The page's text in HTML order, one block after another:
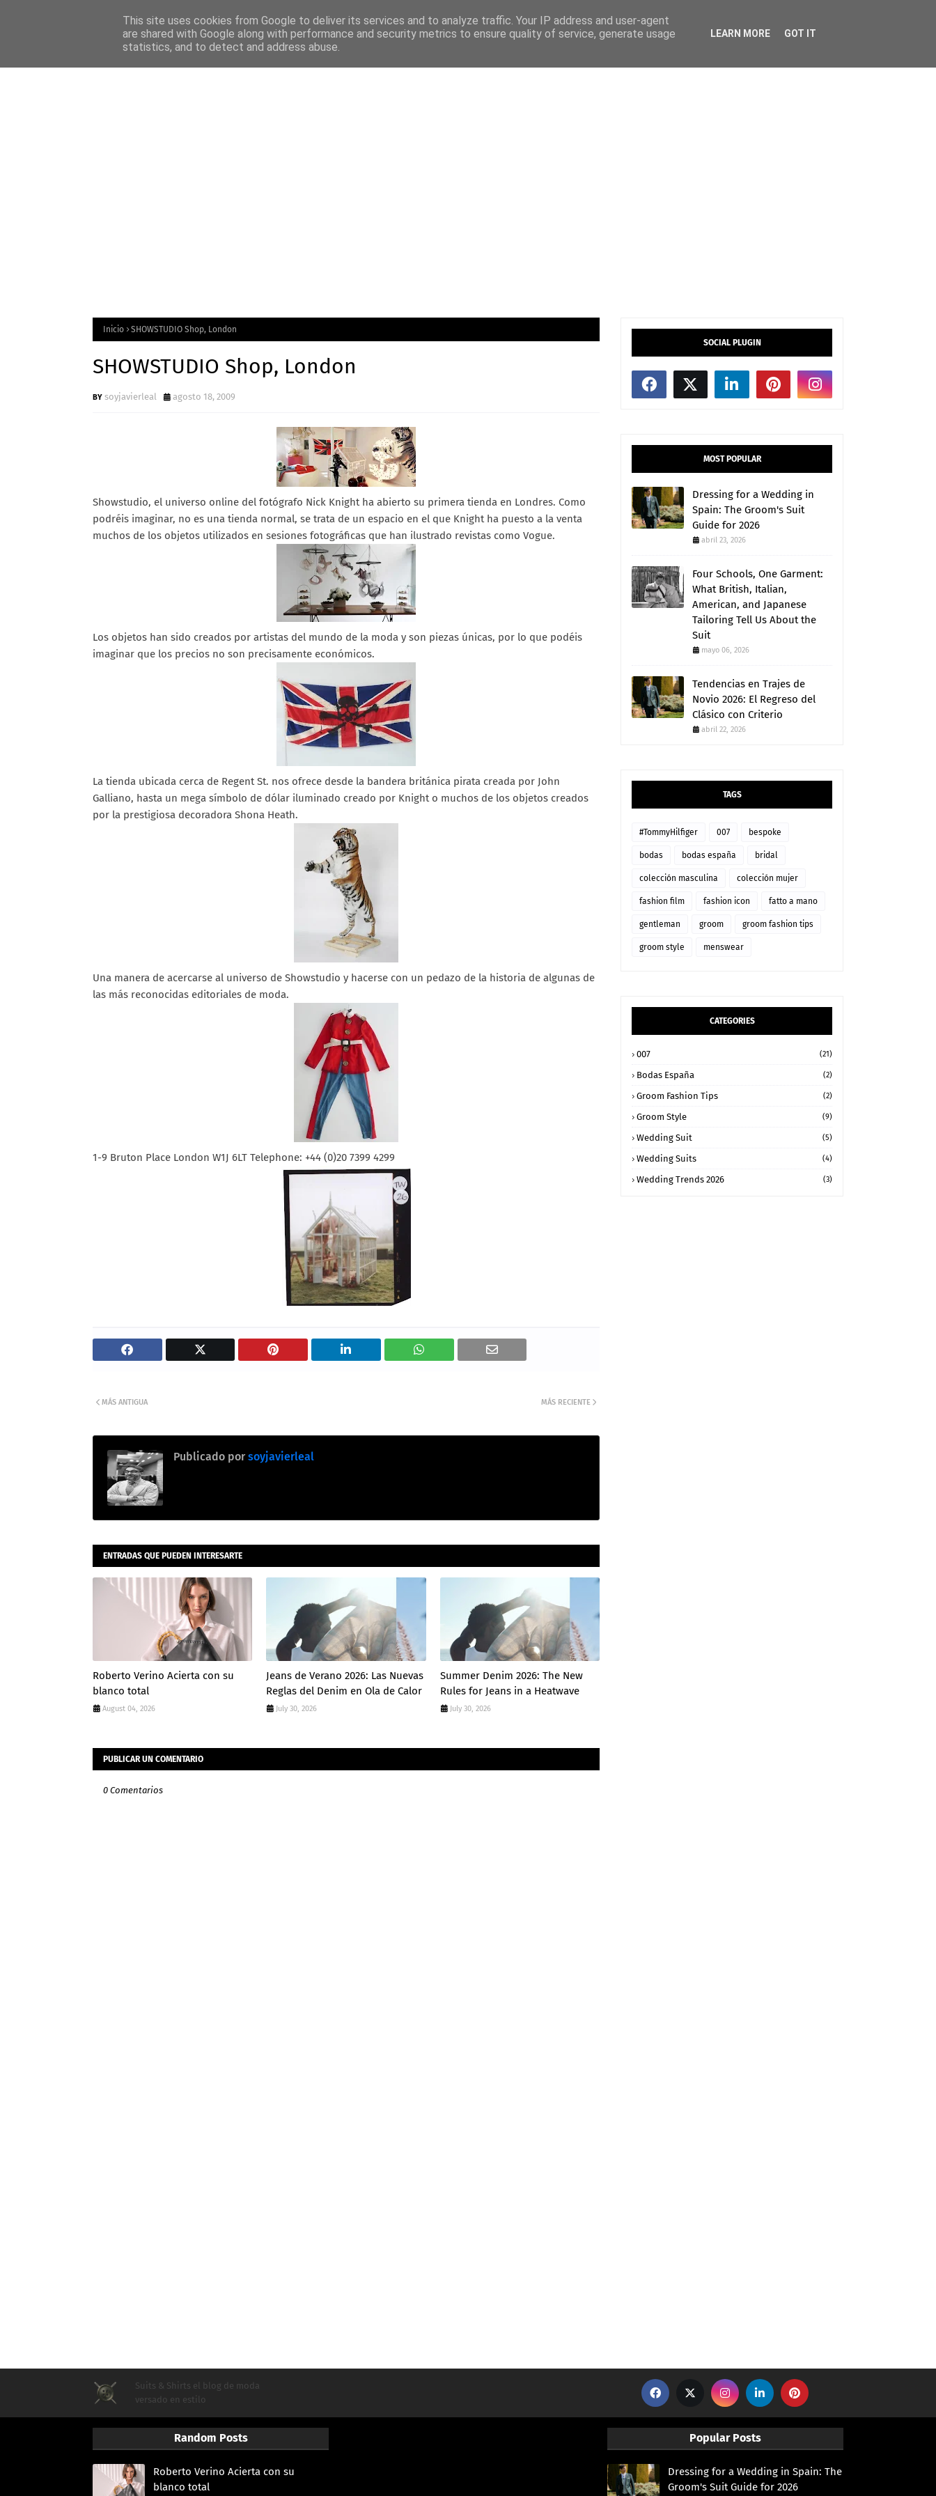
Home Features Menciones Mega Menu
Inicio SHOWSTUDIO Shop, London
SHOWSTUDIO Shop, London
soyjavierleal agosto 18, 2009
Showstudio, el universo online del fotógrafo Nick Knight ha abierto su primera tienda en Londres. Como
podréis imaginar, no es una tienda normal, se trata de un espacio en el que Knight ha puesto a la venta
muchos de los objetos utilizados en sesiones fotográficas que han ilustrado revistas como Vogue.
Los objetos han sido creados por artistas del mundo de la moda y son piezas únicas, por lo que podéis
imaginar que los precios no son precisamente económicos.
La tienda ubicada cerca de Regent St. nos ofrece desde la bandera británica pirata creada por John
Galliano, hasta un mega símbolo de dólar iluminado creado por Knight o muchos de los objetos creados
por la prestigiosa decoradora Shona Heath.
Una manera de acercarse al universo de Showstudio y hacerse con un pedazo de la historia de algunas de
las más reconocidas editoriales de moda.
1-9 Bruton Place London W1J 6LT Telephone: +44 (0)20 7399 4299
MÁS RECIENTE
MÁS ANTIGUA
Publicado por soyjavierleal
ENTRADAS QUE PUEDEN INTERESARTE
Roberto Verino Acierta con su
blanco total
August 04, 2026
Jeans de Verano 2026: Las Nuevas
Reglas del Denim en Ola de Calor
July 30, 2026
Summer Denim 2026: The New
Rules for Jeans in a Heatwave
July 30, 2026
PUBLICAR UN COMENTARIO
0 Comentarios
SOCIAL PLUGIN
MOST POPULAR
Dressing for a Wedding in
Spain: The Groom's Suit
Guide for 2026
abril 23, 2026
Four Schools, One Garment:
What British, Italian,
American, and Japanese
Tailoring Tell Us About the
Suit
mayo 06, 2026
Tendencias en Trajes de
Novio 2026: El Regreso del
Clásico con Criterio
abril 22, 2026
TAGS
#TommyHilfiger 007 bespoke
bodas bodas españa bridal
colección masculina colección mujer
fashion film fashion icon fatto a mano
gentleman groom groom fashion tips
groom style menswear
CATEGORIES
007 (21)
Bodas España (2)
Groom Fashion Tips (2)
Groom Style (9)
Wedding Suit (5)
Wedding Suits (4)
Wedding Trends 2026 (3)
Suits & Shirts el blog de moda
versado en estilo
Random Posts
Roberto Verino Acierta con su
blanco total
Popular Posts
Dressing for a Wedding in Spain: The
Groom's Suit Guide for 2026
This site uses cookies from Google to deliver its services and to analyze traffic. Your IP address and user-agent
are shared with Google along with performance and security metrics to ensure quality of service, generate usage
statistics, and to detect and address abuse.
LEARN MORE GOT IT